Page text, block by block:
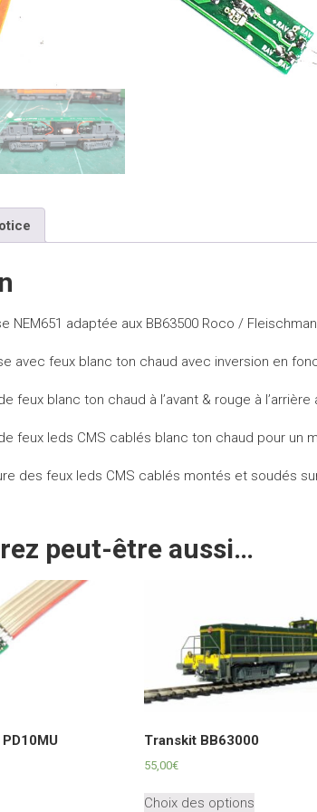
NEM651 adaptée aux BB63500 Roco /
avec feux blanc ton chaud avec inversion en
feux blanc ton chaud à l’avant & rouge à
feux leds CMS cablés blanc ton chaud pour un
des feux leds CMS cablés montés et soudés
peut-être aussi…
Transkit BB63000
55,00€
Choix des options